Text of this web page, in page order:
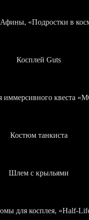
«Подростки в
Косплей Guts
иммерсивного квеста
Костюм танкиста
Шлем с крыльями
для косплея, «Half-